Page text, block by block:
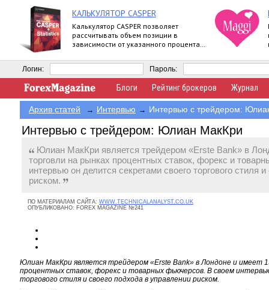
КАЛЬКУЛЯТОР CASPER
Калькулятор CASPER позволяет
рассчитывать объем позиции в
зависимости от указанного процента
Логин: Пароль:
Блоги Рейтинг брокеров Журнал
Архив статей → Интервью → Интервью с трейдером:
Интервью с трейдером: Юлиан МакКри
Юлиан МакКри является трейдером «Erste Bank» в
торговли на рынках процентных ставок, форекс и
интервью он делится секретами своего торгового стиля
риском.
ПО МАТЕРИАЛАМ САЙТА: WWW.TECHNICALANALYST.CO.UK
ОПУБЛИКОВАНО: FOREX MAGAZINE №241
Юлиан МакКри является трейдером «Erste Bank» в Лондоне и имеет
процентных ставок, форекс и товарных фьючерсов. В своем
торгового стиля и своего подхода в управлении риском.